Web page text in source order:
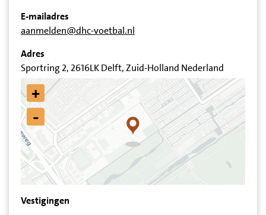
E-mailadres
aanmelden@dhc-voetbal.nl
Adres
Sportring 2, 2616LK Delft, Zuid-Holland Nederland
+
-
Vestigingen